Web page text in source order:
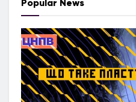
Popular News